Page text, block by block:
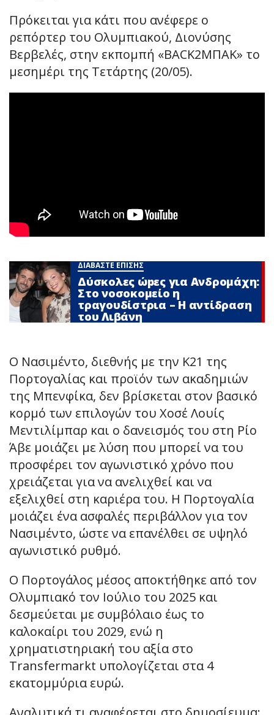
Πρόκειται για κάτι που ανέφερε ο
ρεπόρτερ του Ολυμπιακού, Διονύσης
Βερβελές, στην εκπομπή «BACK2ΜΠΑΚ» το
μεσημέρι της Τετάρτης (20/05).
ΔΙΑΒΑΣΤΕ ΕΠΙΣΗΣ
Δύσκολες ώpες για Ανδρομάχη:
Στο νοσοκομείο η
τραγουδίστρια – Η αντίδραση
του Λιβάνη
Ο Νασιμέντο, διεθνής με την Κ21 της
Πορτογαλίας και προϊόν των ακαδημιών
της Μπενφίκα, δεν βρίσκεται στον βασικό
κορμό των επιλογών του Χοσέ Λουίς
Μεντιλίμπαρ και ο δανεισμός του στη Ρίο
Άβε μοιάζει με λύση που μπορεί να του
προσφέρει τον αγωνιστικό χρόνο που
χρειάζεται για να ανελιχθεί και να
εξελιχθεί στη καριέρα του. Η Πορτογαλία
μοιάζει ένα ασφαλές περιβάλλον για τον
Νασιμέντο, ώστε να επανέλθει σε υψηλό
αγωνιστικό ρυθμό.
Ο Πορτογάλος μέσος αποκτήθηκε από τον
Ολυμπιακό τον Ιούλιο του 2025 και
δεσμεύεται με συμβόλαιο έως το
καλοκαίρι του 2029, ενώ η
χρηματιστηριακή του αξία στο
Transfermarkt υπολογίζεται στα 4
εκατομμύρια ευρώ.